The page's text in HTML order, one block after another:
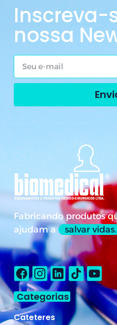
Inscreva-
nossa
Fabricando produtos
ajudam a salvar vidas.
Categorias
Cateteres